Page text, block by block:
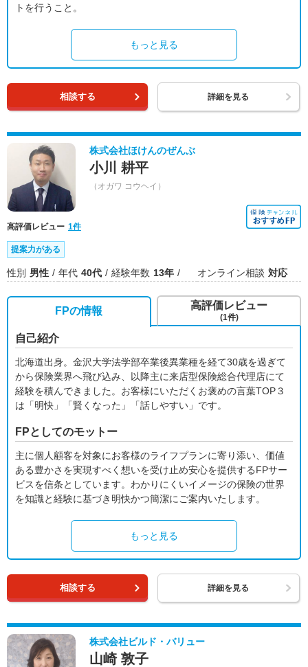
トを行うこと。
もっと見る
相談する 詳細を見る
株式会社ほけんのぜんぶ
小川 耕平
（オガワ コウヘイ）
高評価レビュー 1件
提案力がある
性別 男性 年代 40代 経験年数 13年 オンライン相談 対応
FPの情報
自己紹介
北海道出身。金沢大学法学部卒業後異業種を経て30歳を過ぎて
から保険業界へ飛び込み、以降主に来店型保険総合代理店にて
経験を積んできました。お客様にいただくお褒めの言葉TOP３
は「明快」「賢くなった」「話しやすい」です。
FPとしてのモットー
主に個人顧客を対象にお客様のライフプランに寄り添い、価値
ある豊かさを実現すべく想いを受け止め安心を提供するFPサー
ビスを信条としています。わかりにくいイメージの保険の世界
を知識と経験に基づき明快かつ簡潔にご案内いたします。
もっと見る
高評価レビュー
(1件)
相談する 詳細を見る
株式会社ビルド・バリュー
山崎 敦子